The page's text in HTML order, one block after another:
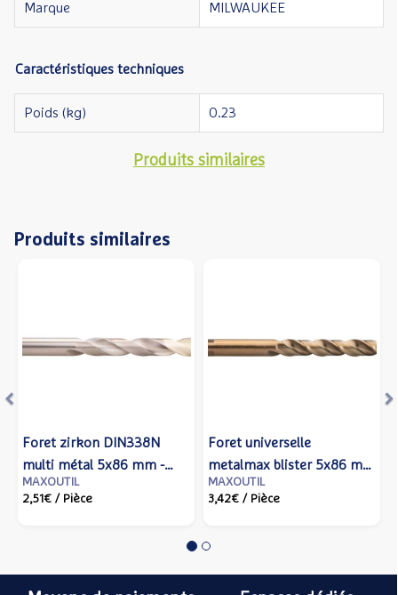
Marque MILWAUKEE
Caractéristiques techniques
Poids (kg) 0.23
Produits similaires
Produits similaires
Foret zirkon DIN338N
multi métal 5x86 mm -
IZAR - 14758 - Izar cutting
MAXOUTIL
2,51€ / Pièce
Foret universelle
metalmax blister 5x86 mm
- IZAR - 80114 - Izar cutting
MAXOUTIL
3,42€ / Pièce